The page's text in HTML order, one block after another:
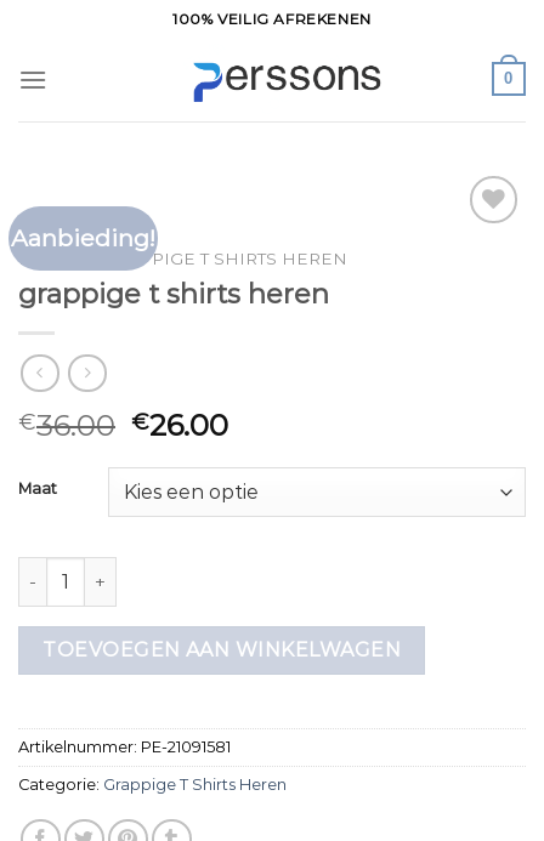
inhoud
100% VEILIG AFREKENEN
0
Aanbieding!
HOME GRAPPIGE T SHIRTS HEREN
grappige t shirts heren
€36.00 €26.00
Maat
grappige t shirts heren aantal
TOEVOEGEN AAN WINKELWAGEN
Artikelnummer: PE-21091581
Categorie: Grappige T Shirts Heren